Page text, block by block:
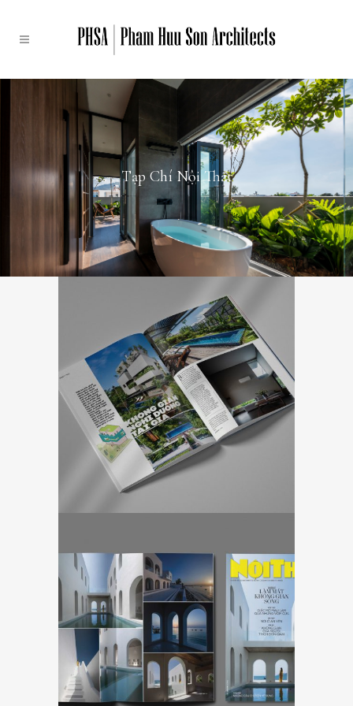
Tạp Chí Nội Thất
Tạp Chí Nội Thất
Số 322 (Tháng
9/2022)
NEWS TẠP CHÍ NỘI THẤT
Tạp Chí Nội Thất
Số 320 (Tháng
7/2022)